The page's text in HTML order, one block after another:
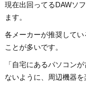
現在出回ってるDAWソ
ます。
各メーカーが推奨して
ことが多いです。
「自宅にあるパソコン
ないように、周辺機器